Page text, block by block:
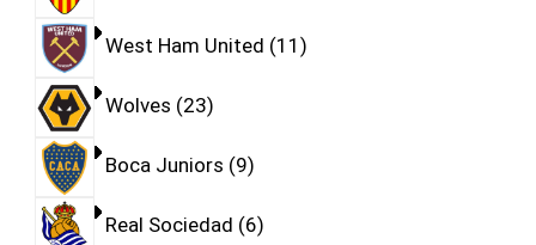
West Ham United 11
Wolves 23
Boca Juniors 9
Real Sociedad 6